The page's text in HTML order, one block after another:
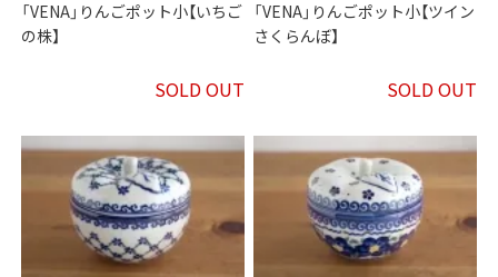
「VENA」りんごポット小【いちご
の株】
SOLD OUT
「VENA」りんごポット小【ツイン
さくらんぼ】
SOLD OUT